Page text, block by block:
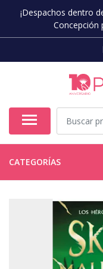
¡Despachos dentro
Concepción
CATEGORÍAS